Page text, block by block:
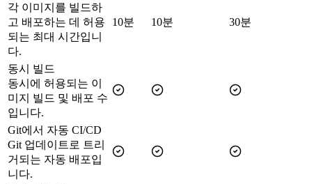
각 이미지를 빌드하
고 배포하는 데 허용
되는 최대 시간입니
다.
10분 10분 30분
동시 빌드
동시에 허용되는 이
미지 빌드 및 배포 수
입니다.
Git에서 자동 CI/CD
Git 업데이트로 트리
거되는 자동 배포입
니다.